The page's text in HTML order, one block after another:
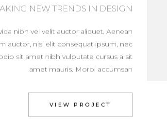
NEW TRENDS IN DESIGN
nibh vel velit auctor aliquet. Aenean
auctor, nisi elit consequat ipsum, nec
sit amet nibh vulputate cursus a sit
amet mauris. Morbi accumsan
VIEW PROJECT